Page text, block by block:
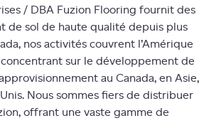
/ DBA Fuzion Flooring fournit des
de sol de haute qualité depuis plus
nos activités couvrent l’Amérique
concentrant sur le développement de
au Canada, en Asie,
Nous sommes fiers de distribuer
offrant une vaste gamme de